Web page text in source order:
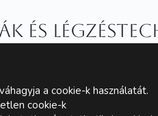
és
a cookie-k használatát.
cookie-k